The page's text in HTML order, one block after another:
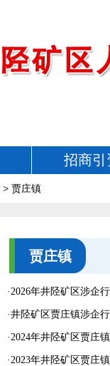
招商引
> 贾庄镇
贾庄镇
·2026年井陉矿区涉企
·井陉矿区贾庄镇涉企
·2024年井陉矿区贾庄
·2023年井陉矿区贾庄